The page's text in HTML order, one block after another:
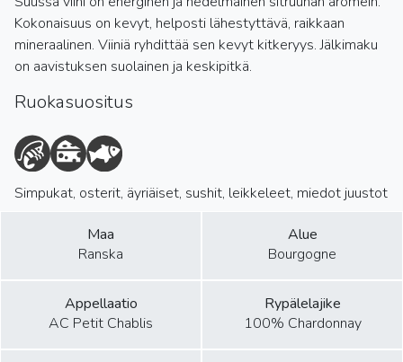
Kokonaisuus on kevyt, helposti lähestyttävä, raikkaan
mineraalinen. Viiniä ryhdittää sen kevyt kitkeryys. Jälkimaku
on aavistuksen suolainen ja keskipitkä.
Ruokasuositus
Simpukat, osterit, äyriäiset, sushit, leikkeleet, miedot juustot
Maa
Ranska
Alue
Bourgogne
Appellaatio
AC Petit Chablis
Rypälelajike
100% Chardonnay